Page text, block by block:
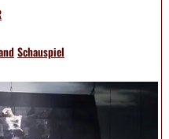
Schauspiel